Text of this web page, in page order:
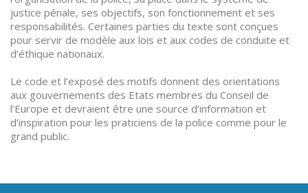
justice pénale, ses objectifs, son fonctionnement et ses
responsabilités. Certaines parties du texte sont conçues
pour servir de modèle aux lois et aux codes de conduite et
d’éthique nationaux.
Le code et l’exposé des motifs donnent des orientations
aux gouvernements des Etats membres du Conseil de
l’Europe et devraient être une source d’information et
d’inspiration pour les praticiens de la police comme pour le
grand public.